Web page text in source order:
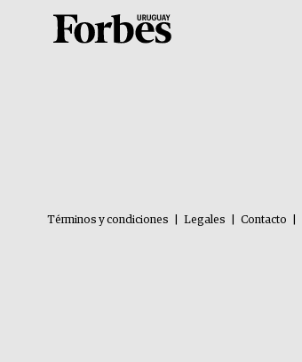
Términos y condiciones Legales Contacto